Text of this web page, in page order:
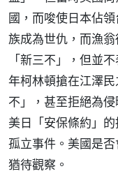
國，而唆使日本佔
族成為世仇，而漁
「新三不」，但並
年柯林頓搶在江澤
不」，甚至拒絕為
美日「安保條約」
孤立事件。美國是
猶待觀察。